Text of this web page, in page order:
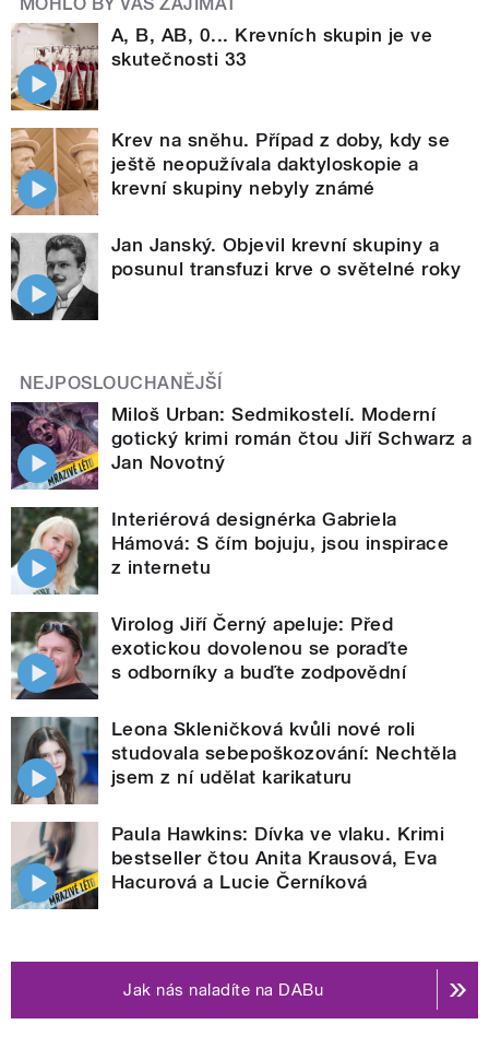
A, B, AB, 0... Krevních skupin je ve
skutečnosti 33
Krev na sněhu. Případ z doby, kdy se
ještě neopužívala daktyloskopie a
krevní skupiny nebyly známé
Jan Janský. Objevil krevní skupiny a
posunul transfuzi krve o světelné roky
NEJPOSLOUCHANĚJŠÍ
Miloš Urban: Sedmikostelí. Moderní
gotický krimi román čtou Jiří Schwarz a
Jan Novotný
Interiérová designérka Gabriela
Hámová: S čím bojuju, jsou inspirace
z internetu
Virolog Jiří Černý apeluje: Před
exotickou dovolenou se poraďte
s odborníky a buďte zodpovědní
Leona Skleničková kvůli nové roli
studovala sebepoškozování: Nechtěla
jsem z ní udělat karikaturu
Paula Hawkins: Dívka ve vlaku. Krimi
bestseller čtou Anita Krausová, Eva
Hacurová a Lucie Černíková
Jak nás naladíte na DABu